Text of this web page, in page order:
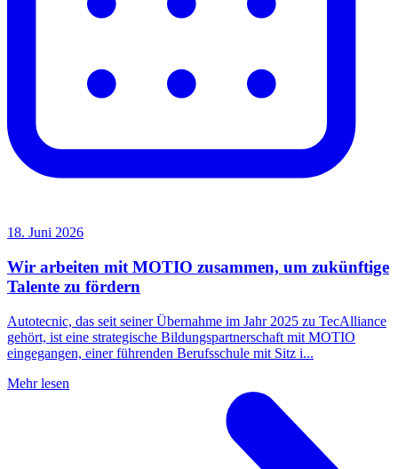
18. Juni 2026
Wir arbeiten mit MOTIO zusammen, um zukünftige
Talente zu fördern
Autotecnic, das seit seiner Übernahme im Jahr 2025 zu TecAlliance
gehört, ist eine strategische Bildungspartnerschaft mit MOTIO
eingegangen, einer führenden Berufsschule mit Sitz i...
Mehr lesen